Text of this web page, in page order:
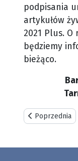
podpisania
artykułów
2021 Plus. O
będziemy
bieżąco.
Poprzednia
Poprzednia